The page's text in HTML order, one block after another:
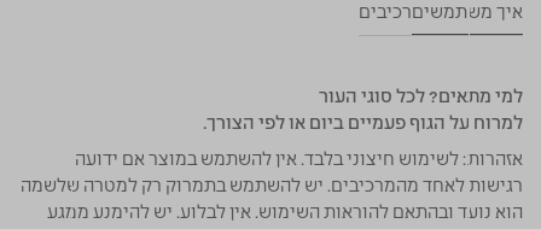
איך משתמשיםרכיבים
למי מתאים? לכל סוגי העור
למרוח על הגוף פעמיים ביום או לפי הצורך.
אזהרות: לשימוש חיצוני בלבד. אין להשתמש במוצר אם ידועה
רגישות לאחד מהמרכיבים. יש להשתמש בתמרוק רק למטרה שלשמה
הוא נועד ובהתאם להוראות השימוש. אין לבלוע. יש להימנע ממגע